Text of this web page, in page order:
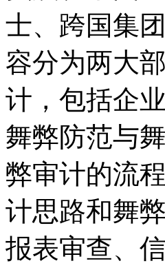
士、跨国集
容分为两大
计，包括企
舞弊防范与
弊审计的流
计思路和舞
报表审查、